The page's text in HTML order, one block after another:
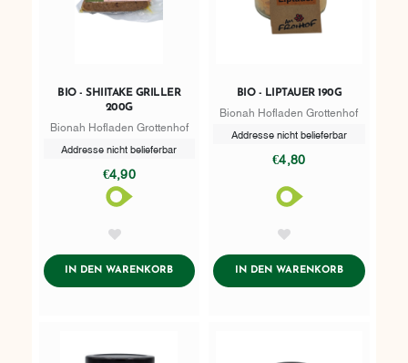
BIO - SHIITAKE GRILLER
200G
Bionah Hofladen Grottenhof
Addresse nicht belieferbar
€4,90
IN DEN WARENKORBADDTOCART
BIO - LIPTAUER 190G
Bionah Hofladen Grottenhof
Addresse nicht belieferbar
€4,80
IN DEN WARENKORBADDTOCART